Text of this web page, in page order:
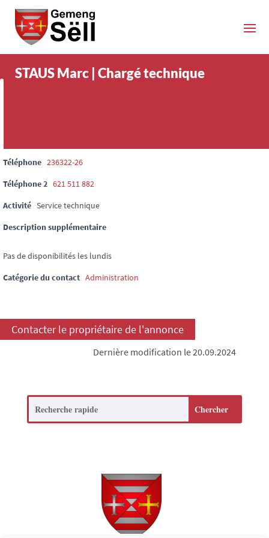
STAUS Marc | Chargé technique
Téléphone 236322-26
Téléphone 2 621 511 882
Activité Service technique
Description supplémentaire
Pas de disponibilités les lundis
Catégorie du contact Administration
Contacter le propriétaire de l'annonce
Dernière modification le 20.09.2024
Search